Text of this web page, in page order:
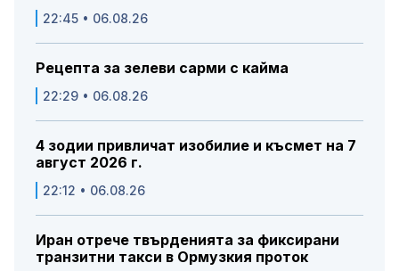
22:45 • 06.08.26
Рецепта за зелеви сарми с кайма
22:29 • 06.08.26
4 зодии привличат изобилие и късмет на 7
август 2026 г.
22:12 • 06.08.26
Иран отрече твърденията за фиксирани
транзитни такси в Ормузкия проток